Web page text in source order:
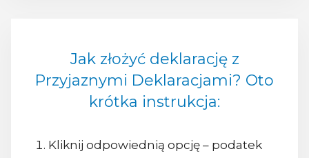
Jak złożyć deklarację z
Przyjaznymi Deklaracjami? Oto
krótka instrukcja:
Kliknij odpowiednią opcję – podatek